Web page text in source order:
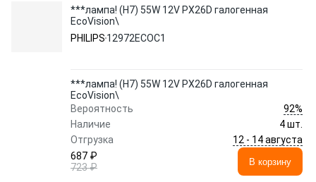
***лампа! (H7) 55W 12V PX26D галогенная
EcoVision\
PHILIPS 12972ECOC1
***лампа! (H7) 55W 12V PX26D галогенная
EcoVision\
Вероятность
92%
Наличие
4 шт.
Отгрузка
12 - 14 августа
687 ₽
723 ₽
В корзину